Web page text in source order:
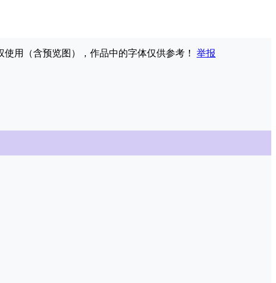
用（含预览图），作品中的字体仅供参考！ 举报